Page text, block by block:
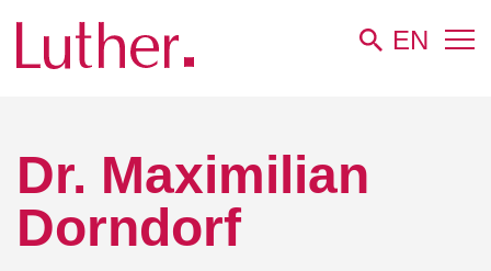
EN
Team Dr. Maximilian Dorndorf
Dr. Maximilian
Dorndorf